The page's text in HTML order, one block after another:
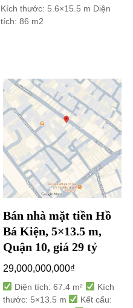
Kích thước: 5.6×15.5 m Diện
tích: 86 m2
Bán nhà mặt tiền Hồ
Bá Kiện, 5×13.5 m,
Quận 10, giá 29 tỷ
29,000,000,000₫
Diện tích: 67.4 m²
Kích
thước: 5×13.5 m
Kết cấu: